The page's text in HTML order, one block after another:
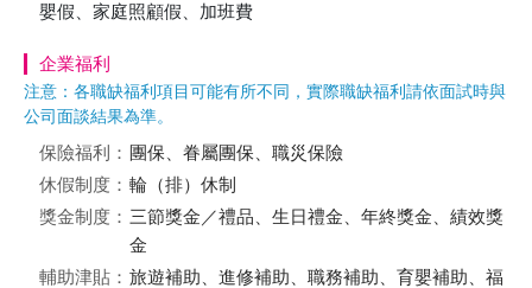
嬰假、家庭照顧假、加班費
企業福利
注意：各職缺福利項目可能有所不同，實際職缺福利請依面試時與
公司面談結果為準。
保險福利： 團保、眷屬團保、職災保險
休假制度： 輪（排）休制
獎金制度： 三節獎金／禮品、生日禮金、年終獎金、績效獎
金
輔助津貼： 旅遊補助、進修補助、職務補助、育嬰補助、福